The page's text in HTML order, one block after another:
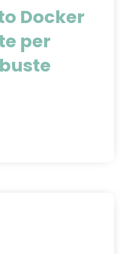
Docker
per